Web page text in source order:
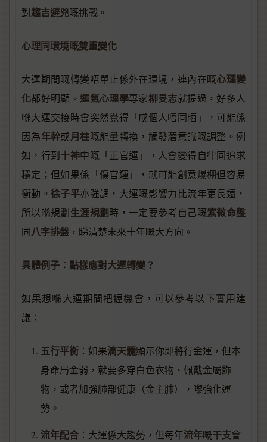
對趨吉避兇嘅挑戰。
心理同環境嘅雙重變化
大運期間嘅轉變唔單止係外在環境，連內在嘅心理變
化都好明顯。 運氣心理學專家柳旻志就提過，好多人
喺大運交接時會突然覺得「成個人唔同晒」，可能係
因為年幹或月柱嘅能量轉換，觸發潛意識嘅調整。例
如，行到十神中嘅「正官運」，人會變得自律同追求
穩定；但如果係「傷官運」，就可能創意爆棚但容易
衝動。徐子平亦強調，大運嘅影響力比流年更長遠，
所以喺規劃 生涯規劃時，一定要參考自己嘅紫微命盤
同八字排盤 ，睇清楚未來十年嘅大方向。
具體例子：點樣應對大運轉變？
如果想喺大運期間把握機會，可以參考以下實用建
議：
五行平衡 ：如果滴天髓顯示你即將行金運，但本
身命局金弱，就要多穿白色衣物、佩戴金屬飾
物，或者加強肺部健康（金主肺），嚟強化運
勢。
流年配合 ：大運係大趨勢，但每年流年嘅干支會